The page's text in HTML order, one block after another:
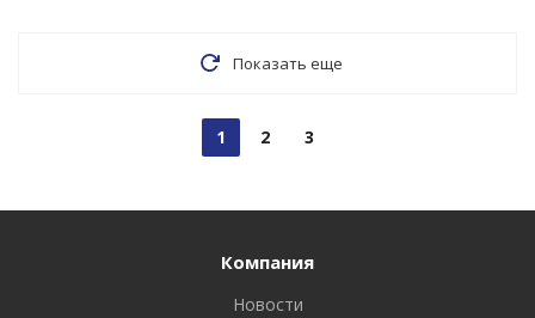
Показать еще
1 2 3
Компания
Новости